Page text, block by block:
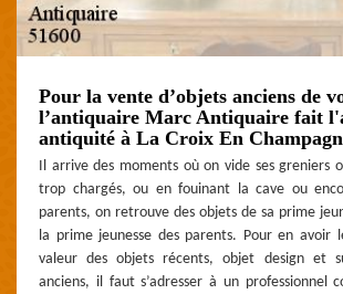
Pour la vente d’objets anciens de
l’antiquaire Marc Antiquaire fait
antiquité à La Croix En
Il arrive des moments où on vide ses greniers
trop chargés, ou en fouinant la cave ou
parents, on retrouve des objets de sa prime
la prime jeunesse des parents. Pour en
valeur des objets récents, objet design et
anciens, il faut s’adresser à un professionnel